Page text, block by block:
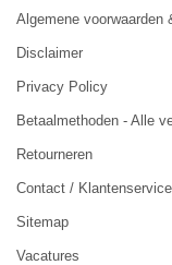
Algemene voorwaarden
Disclaimer
Privacy Policy
Betaalmethoden - Alle
Retourneren
Contact /
Sitemap
Vacatures